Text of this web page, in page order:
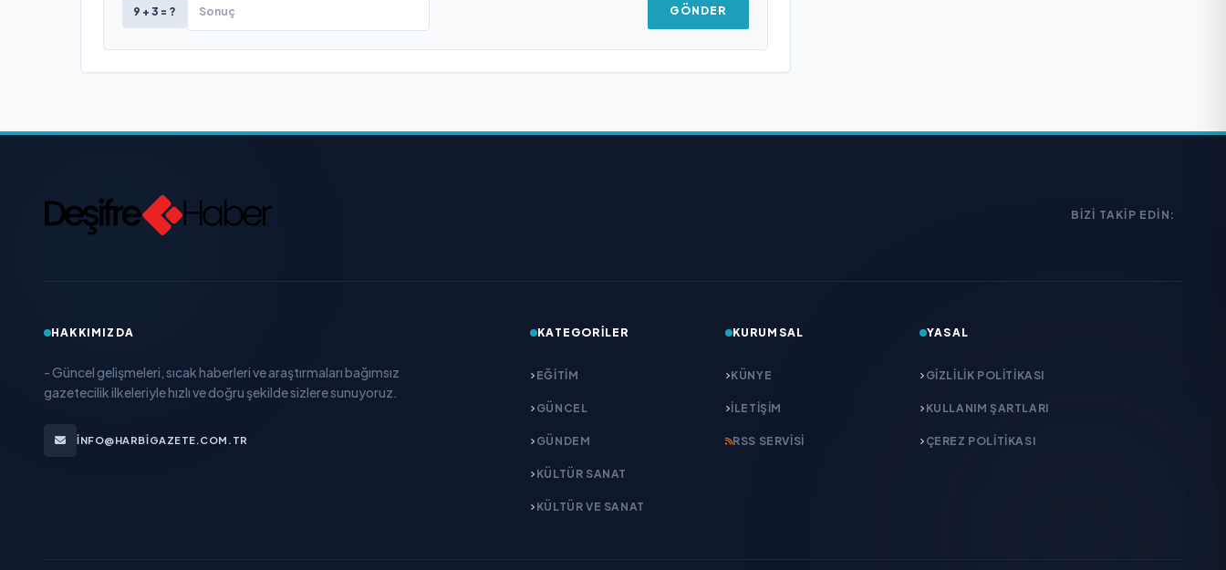
9 + 3 = ? GÖNDER
BIZI TAKIP EDIN:
HAKKIMIZDA
- Güncel gelişmeleri, sıcak haberleri ve araştırmaları bağımsız
gazetecilik ilkeleriyle hızlı ve doğru şekilde sizlere sunuyoruz.
INFO@HARBIGAZETE.COM.TR
KATEGORILER
EĞITIM
GÜNCEL
GÜNDEM
KÜLTÜR SANAT
KÜLTÜR VE SANAT
KURUMSAL
KÜNYE
İLETIŞIM
RSS SERVISI
YASAL
GIZLILIK POLITIKASI
KULLANIM ŞARTLARI
ÇEREZ POLITIKASI